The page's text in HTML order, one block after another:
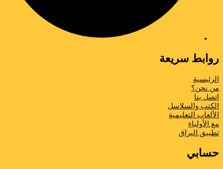
روابط سريعة
الرئيسية
من نحن؟
اتصل بنا
الكتب والسلاسل
الألعاب التعليمية
مع الأولياء
تطبیق البراق
حسابي